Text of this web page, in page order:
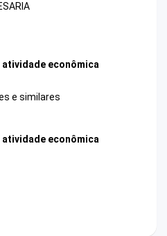
econômica
e similares
econômica